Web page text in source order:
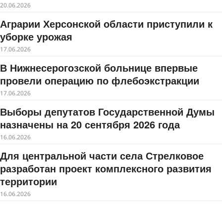
20.06.2026
Аграрии Херсонской области приступили к
уборке урожая
17.06.2026
В Нижнесерогозской больнице впервые
провели операцию по флебоэкстракции
17.06.2026
Выборы депутатов Государственной Думы
назначены на 20 сентября 2026 года
16.06.2026
Для центральной части села Стрелковое
разработан проект комплексного развития
территории
16.06.2026